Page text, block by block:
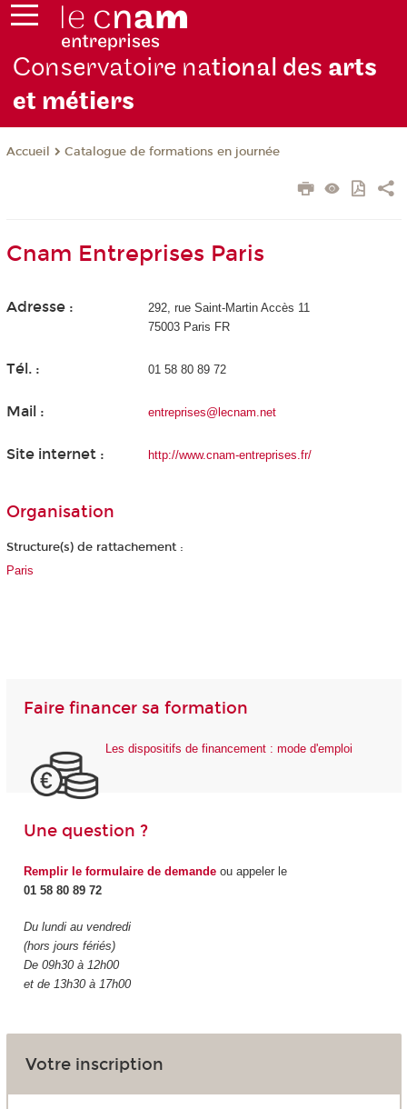
Conservatoire national des arts
et métiers
Accueil Catalogue de formations en journée
Cnam Entreprises Paris
Adresse :
292, rue Saint-Martin Accès 11
75003 Paris FR
Tél. : 01 58 80 89 72
Mail : entreprises@lecnam.net
Site internet : http://www.cnam-entreprises.fr/
Organisation
Structure(s) de rattachement :
Paris
Faire financer sa formation
Les dispositifs de financement : mode d'emploi
Une question ?
Remplir le formulaire de demandeou appeler le
01 58 80 89 72
Du lundi au vendredi
(hors jours fériés)
De 09h30 à 12h00
et de 13h30 à 17h00
Votre inscription